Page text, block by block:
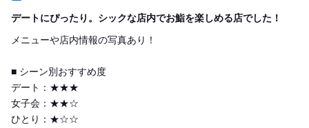
デートにぴったり。シックな店内でお鮨を楽しめる店でした！
メニューや店内情報の写真あり！
■ シーン別おすすめ度
デート：★★★
女子会：★★☆
ひとり：★☆☆